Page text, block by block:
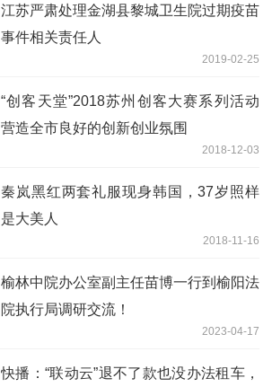
江苏严肃处理金湖县黎城卫生院过期疫苗
事件相关责任人
2019-02-25
“创客天堂”2018苏州创客大赛系列活动
营造全市良好的创新创业氛围
2018-12-03
秦岚黑红两套礼服现身韩国，37岁照样
是大美人
2018-11-16
榆林中院办公室副主任苗博一行到榆阳法
院执行局调研交流！
2023-04-17
快播：“联动云”退不了款也没办法租车，